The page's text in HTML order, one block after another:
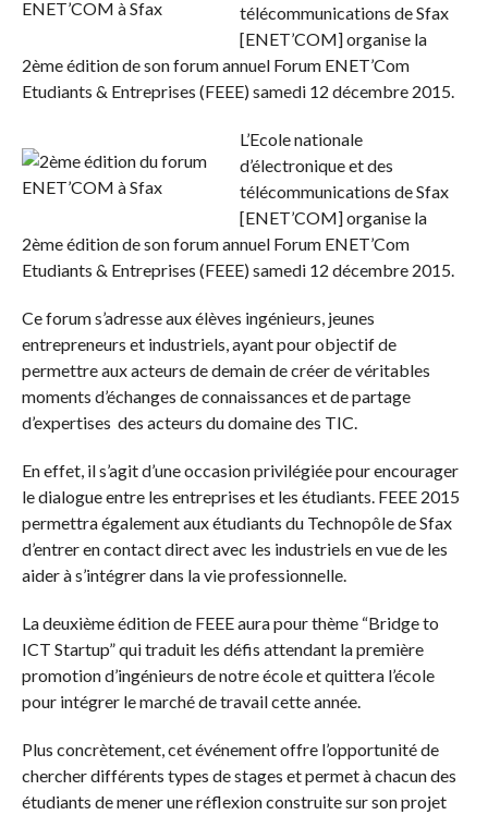
télécommunications de Sfax
[ENET’COM] organise la
2ème édition de son forum annuel Forum ENET’Com
Etudiants & Entreprises (FEEE) samedi 12 décembre 2015.
L’Ecole nationale
d’électronique et des
télécommunications de Sfax
[ENET’COM] organise la
2ème édition de son forum annuel Forum ENET’Com
Etudiants & Entreprises (FEEE) samedi 12 décembre 2015.
Ce forum s’adresse aux élèves ingénieurs, jeunes
entrepreneurs et industriels, ayant pour objectif de
permettre aux acteurs de demain de créer de véritables
moments d’échanges de connaissances et de partage
d’expertises des acteurs du domaine des TIC.
En effet, il s’agit d’une occasion privilégiée pour encourager
le dialogue entre les entreprises et les étudiants. FEEE 2015
permettra également aux étudiants du Technopôle de Sfax
d’entrer en contact direct avec les industriels en vue de les
aider à s’intégrer dans la vie professionnelle.
La deuxième édition de FEEE aura pour thème “Bridge to
ICT Startup” qui traduit les défis attendant la première
promotion d’ingénieurs de notre école et quittera l’école
pour intégrer le marché de travail cette année.
Plus concrètement, cet événement offre l’opportunité de
chercher différents types de stages et permet à chacun des
étudiants de mener une réflexion construite sur son projet